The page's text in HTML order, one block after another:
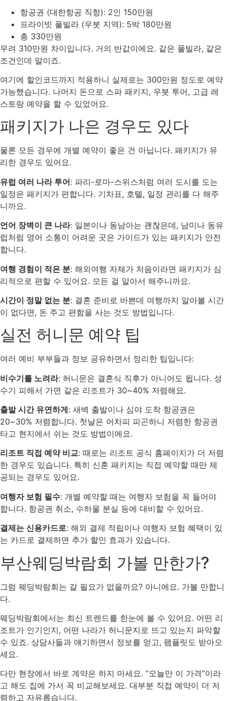
항공권 (대한항공 직항): 2인 150만원
프라이빗 풀빌라 (우붓 지역): 5박 180만원
총 330만원
무려 310만원 차이입니다. 거의 반값이에요. 같은 풀빌라, 같은
조건인데 말이죠.
여기에 할인코드까지 적용하니 실제로는 300만원 정도로 예약
가능했습니다. 나머지 돈으로 스파 패키지, 우붓 투어, 고급 레
스토랑 예약을 할 수 있었어요.
패키지가 나은 경우도 있다
물론 모든 경우에 개별 예약이 좋은 건 아닙니다. 패키지가 유
리한 경우도 있어요.
유럽 여러 나라 투어: 파리-로마-스위스처럼 여러 도시를 도는
일정은 패키지가 편합니다. 기차표, 호텔, 일정 관리를 다 해주
니까요.
언어 장벽이 큰 나라: 일본이나 동남아는 괜찮은데, 남미나 동유
럽처럼 영어 소통이 어려운 곳은 가이드가 있는 패키지가 안전
합니다.
여행 경험이 적은 분: 해외여행 자체가 처음이라면 패키지가 심
리적으로 편할 수 있어요. 모든 걸 알아서 해주니까요.
시간이 정말 없는 분: 결혼 준비로 바쁜데 여행까지 알아볼 시간
이 없다면, 돈 주고 편함을 사는 것도 방법입니다.
실전 허니문 예약 팁
여러 예비 부부들과 정보 공유하면서 정리한 팁입니다:
비수기를 노려라: 허니문은 결혼식 직후가 아니어도 됩니다. 성
수기 피해서 가면 같은 리조트가 30~40% 저렴해요.
출발 시간 유연하게: 새벽 출발이나 심야 도착 항공권은
20~30% 저렴합니다. 첫날은 어차피 피곤하니 저렴한 항공권
타고 현지에서 쉬는 것도 방법이에요.
리조트 직접 예약 비교: 때로는 리조트 공식 홈페이지가 더 저렴
한 경우도 있습니다. 특히 신혼 패키지는 직접 예약할 때만 제
공되는 경우도 있어요.
여행자 보험 필수: 개별 예약할 때는 여행자 보험을 꼭 들어야
합니다. 항공권 취소, 수하물 분실 등에 대비할 수 있어요.
결제는 신용카드로: 해외 결제 적립이나 여행자 보험 혜택이 있
는 카드로 결제하면 추가 할인 효과가 있습니다.
부산웨딩박람회 가볼 만한가?
그럼 웨딩박람회는 갈 필요가 없을까요? 아니에요. 가볼 만합니
다.
웨딩박람회에서는 최신 트렌드를 한눈에 볼 수 있어요. 어떤 리
조트가 인기인지, 어떤 나라가 허니문지로 뜨고 있는지 파악할
수 있죠. 상담사들과 얘기하면서 정보를 얻고, 팸플릿도 받아오
세요.
다만 현장에서 바로 계약은 하지 마세요. “오늘만 이 가격”이라
고 해도 집에 가서 꼭 비교해보세요. 대부분 직접 예약이 더 저
렴하고 자유롭습니다.